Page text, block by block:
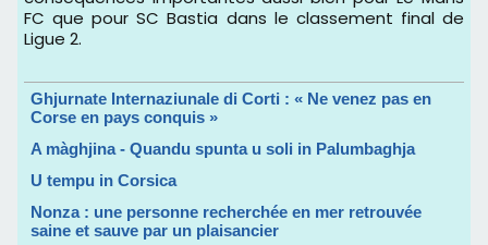
FC que pour SC Bastia dans le classement final de
Ligue 2.
Ghjurnate Internaziunale di Corti : « Ne venez pas en
Corse en pays conquis »
A màghjina - Quandu spunta u soli in Palumbaghja
U tempu in Corsica
Nonza : une personne recherchée en mer retrouvée
saine et sauve par un plaisancier